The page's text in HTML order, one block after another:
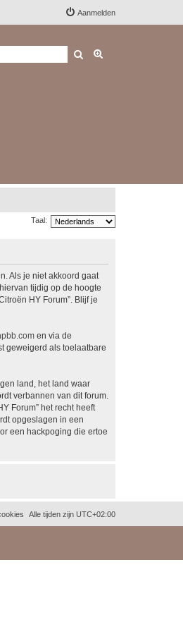
Aanmelden
Zoek
Taal:
Als je niet akkoord gaat
tijdig op de hoogte
HY Forum”. Blijf je
en via de
geweigerd als toelaatbare
land, het land waar
verbannen van dit forum.
Forum” het recht heeft
opgeslagen in een
een hackpoging die ertoe
Alle tijden zijn UTC+02:00